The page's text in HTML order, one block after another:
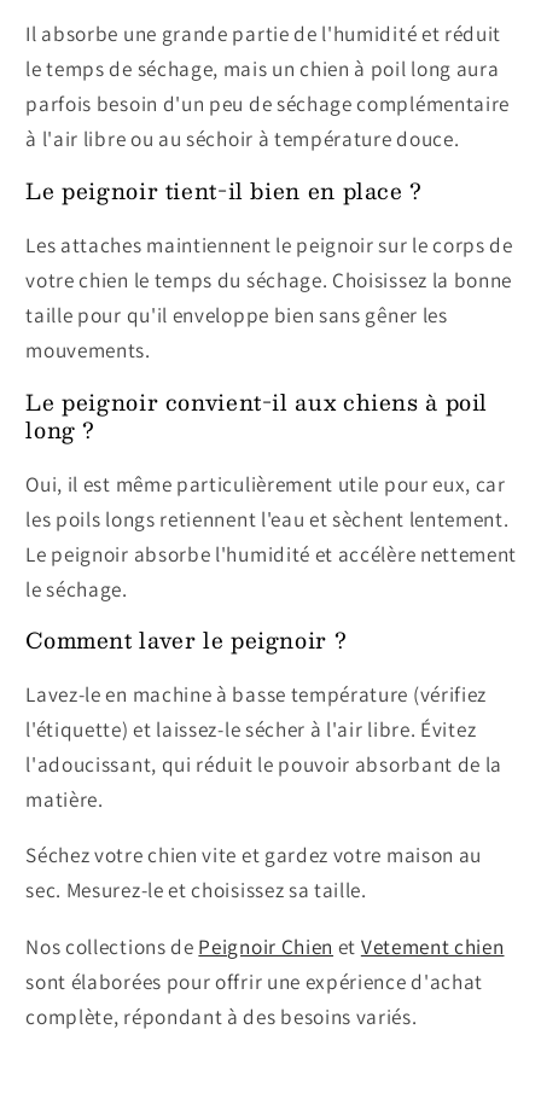
Il absorbe une grande partie de l'humidité et réduit
le temps de séchage, mais un chien à poil long aura
parfois besoin d'un peu de séchage complémentaire
à l'air libre ou au séchoir à température douce.
Le peignoir tient-il bien en place ?
Les attaches maintiennent le peignoir sur le corps de
votre chien le temps du séchage. Choisissez la bonne
taille pour qu'il enveloppe bien sans gêner les
mouvements.
Le peignoir convient-il aux chiens à poil
long ?
Oui, il est même particulièrement utile pour eux, car
les poils longs retiennent l'eau et sèchent lentement.
Le peignoir absorbe l'humidité et accélère nettement
le séchage.
Comment laver le peignoir ?
Lavez-le en machine à basse température (vérifiez
l'étiquette) et laissez-le sécher à l'air libre. Évitez
l'adoucissant, qui réduit le pouvoir absorbant de la
matière.
Séchez votre chien vite et gardez votre maison au
sec. Mesurez-le et choisissez sa taille.
Nos collections de Peignoir Chien et Vetement chien
sont élaborées pour offrir une expérience d'achat
complète, répondant à des besoins variés.